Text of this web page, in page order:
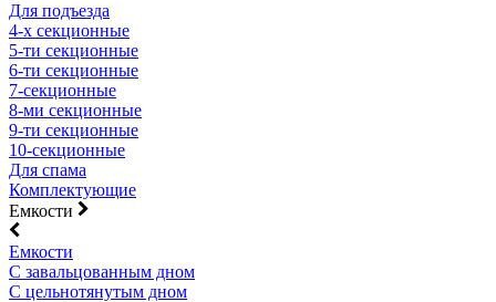
Для подъезда
4-х секционные
5-ти секционные
6-ти секционные
7-секционные
8-ми секционные
9-ти секционные
10-секционные
Для спама
Комплектующие
Емкости
Емкости
С завальцованным дном
С цельнотянутым дном